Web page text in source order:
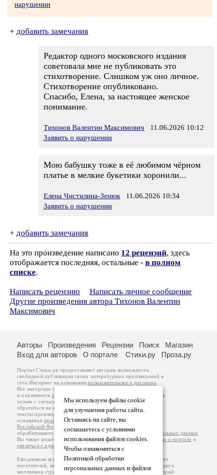
нарушении
+ добавить замечания
Редактор одного московского издания
советовала мне не публиковать это
стихотворение. Слишком уж оно личное.
Стихотворение опубликовано.
Спасибо, Елена, за настоящее женское
понимание.
Тихонов Валентин Максимович 11.06.2026 10:12
Заявить о нарушении
Мою бабушку тоже в её любимом чёрном
платье в мелкие букетики хоронили...
Елена Чистилина-Зенюк 11.06.2026 10:34
Заявить о нарушении
+ добавить замечания
На это произведение написано 12 рецензий, здесь
отображается последняя, остальные - в полном
списке.
Написать рецензию
Написать личное сообщение
Другие произведения автора Тихонов Валентин
Максимович
Мы используем файлы cookie
для улучшения работы сайта.
Оставаясь на сайте, вы
соглашаетесь с условиями
использования файлов cookies.
Чтобы ознакомиться с
Политикой обработки
персональных данных и файлов
Авторы Произведения Рецензии Поиск
Магазин
Вход для авторов
О портале Стихи.ру Проза.ру
Портал Стихи.ру предоставляет авторам возможность
свободной публикации своих литературных произведений в
сети Интернет на основаниипользовательского договора
Все авторские права на произведения принадлежат авторам
и охраняются законом
. Перепечатка произведений возможна
только с согласия его автора, к которому вы можете
обратиться на его авторской странице. Ответственность за
тексты произведений авторы несут самостоятельно на
основанииправил публикацииизаконодательства
Российской Федерации
обрабатываются на основанииПолитики обработки персональных данных
Вы также можете посмотреть более подробнуюинформацию о портале и
связаться с администрацией
Ежедневная аудитория портала Стихи.ру – порядка 200 тысяч
посетителей, которые в общей сумме просматривают более двух
миллионов страниц по данным счетчика посещаемости, который